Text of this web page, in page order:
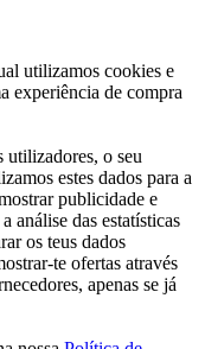
utilizamos cookies e
experiência de compra
utilizadores, o seu
estes dados para a
publicidade e
análise das estatísticas
os teus dados
te ofertas através
apenas se já